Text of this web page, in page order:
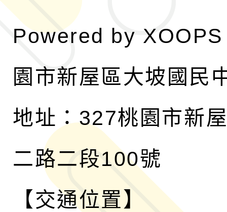
Powered by XOOPS
園市新屋區大坡國民
地址：327桃園市新
二路二段100號
【交通位置】